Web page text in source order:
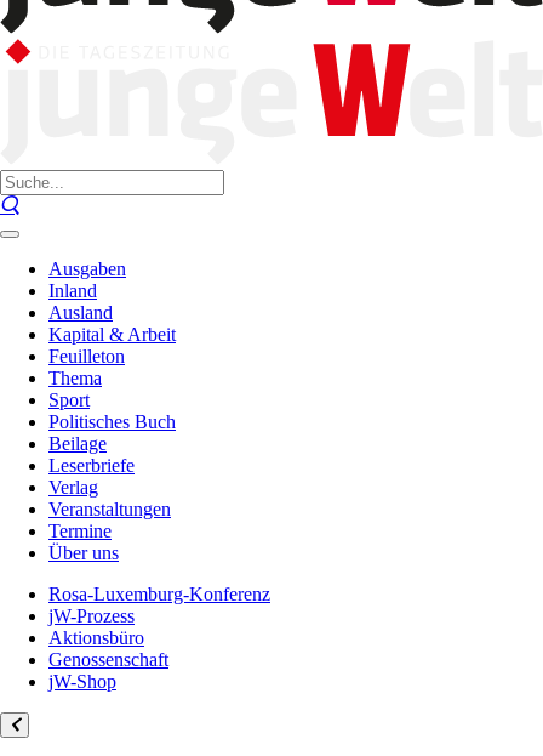
Ausgaben
Inland
Ausland
Kapital & Arbeit
Feuilleton
Thema
Sport
Politisches Buch
Beilage
Leserbriefe
Verlag
Veranstaltungen
Termine
Über uns
Rosa-Luxemburg-Konferenz
jW-Prozess
Aktionsbüro
Genossenschaft
jW-Shop